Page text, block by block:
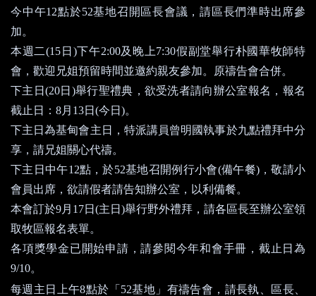
今中午12點於52基地召開區長會議，請區長們準時出席參
加。
本週二(15 日 )下午2:00及晚上7:30假副堂舉行朴國華牧師特
會，歡迎兄姐預留時間並邀約親友參加。原禱告會合併。
下主日 (20日 )舉行聖禮典，欲受洗者請向辦公室報名，報名
截止日： 8月 13日 (今日 )。
下主日為基甸會主日，特派講員曾明國執事於九點禮拜中分
享，請兄姐關心代禱。
下主日 中午12點，於52基地召開例行小會(備午餐)，敬請小
會員出席，欲請假者請告知辦公室，以利備餐。
本會訂於9月 17日 (主日 )舉行野外禮拜，請各區長至辦公室領
取牧區報名表單。
各項獎學金已開始申請，請參閱今年和會手冊，截止日 為
9/10。
每週主日上午8點於「 52基地」有禱告會，請長執、區長、